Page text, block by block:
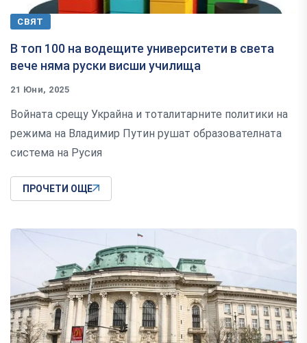
СВЯТ
В топ 100 на водещите университети в света
вече няма руски висши училища
21 Юни, 2025
Войната срещу Украйна и тоталитарните политики на
режима на Владимир Путин рушат образователната
система на Русия
ПРОЧЕТИ ОЩЕ